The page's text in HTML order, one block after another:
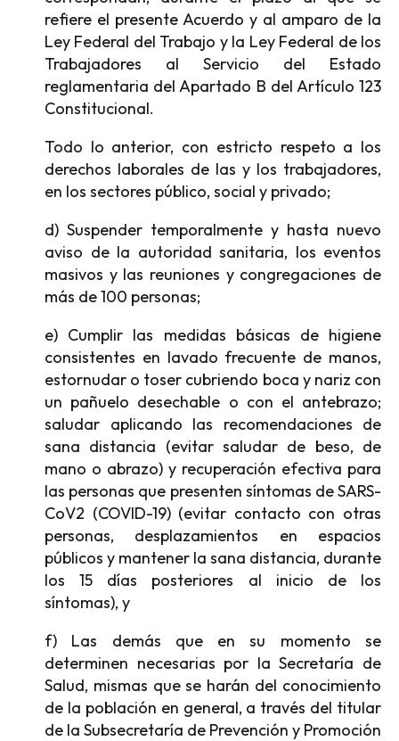
refiere el presente Acuerdo y al amparo de la
Ley Federal del Trabajo y la Ley Federal de los
Trabajadores al Servicio del Estado
reglamentaria del Apartado B del Artículo 123
Constitucional.
Todo lo anterior, con estricto respeto a los
derechos laborales de las y los trabajadores,
en los sectores público, social y privado;
d) Suspender temporalmente y hasta nuevo
aviso de la autoridad sanitaria, los eventos
masivos y las reuniones y congregaciones de
más de 100 personas;
e) Cumplir las medidas básicas de higiene
consistentes en lavado frecuente de manos,
estornudar o toser cubriendo boca y nariz con
un pañuelo desechable o con el antebrazo;
saludar aplicando las recomendaciones de
sana distancia (evitar saludar de beso, de
mano o abrazo) y recuperación efectiva para
las personas que presenten síntomas de SARS-
CoV2 (COVID-19) (evitar contacto con otras
personas, desplazamientos en espacios
públicos y mantener la sana distancia, durante
los 15 días posteriores al inicio de los
síntomas), y
f) Las demás que en su momento se
determinen necesarias por la Secretaría de
Salud, mismas que se harán del conocimiento
de la población en general, a través del titular
de la Subsecretaría de Prevención y Promoción